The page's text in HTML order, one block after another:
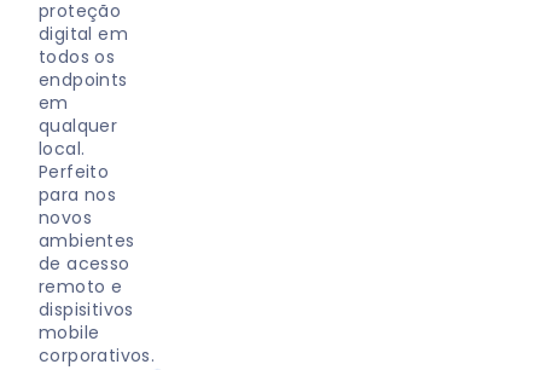
proteção
digital em
todos os
endpoints
em
qualquer
local.
Perfeito
para nos
novos
ambientes
de acesso
remoto e
dispisitivos
mobile
corporativos.